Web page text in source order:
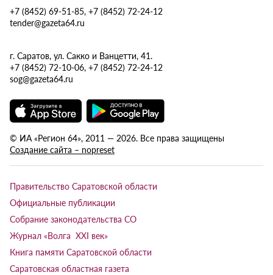
+7 (8452) 69-51-85, +7 (8452) 72-24-12
tender@gazeta64.ru
г. Саратов, ул. Сакко и Ванцетти, 41.
+7 (8452) 72-10-06, +7 (8452) 72-24-12
sog@gazeta64.ru
© ИА «Регион 64», 2011 — 2026. Все права защищены
Создание сайта – nopreset
Правительство Саратовской области
Официальные публикации
Собрание законодательства СО
Журнал «Волга XXI век»
Книга памяти Саратовской области
Саратовская областная газета